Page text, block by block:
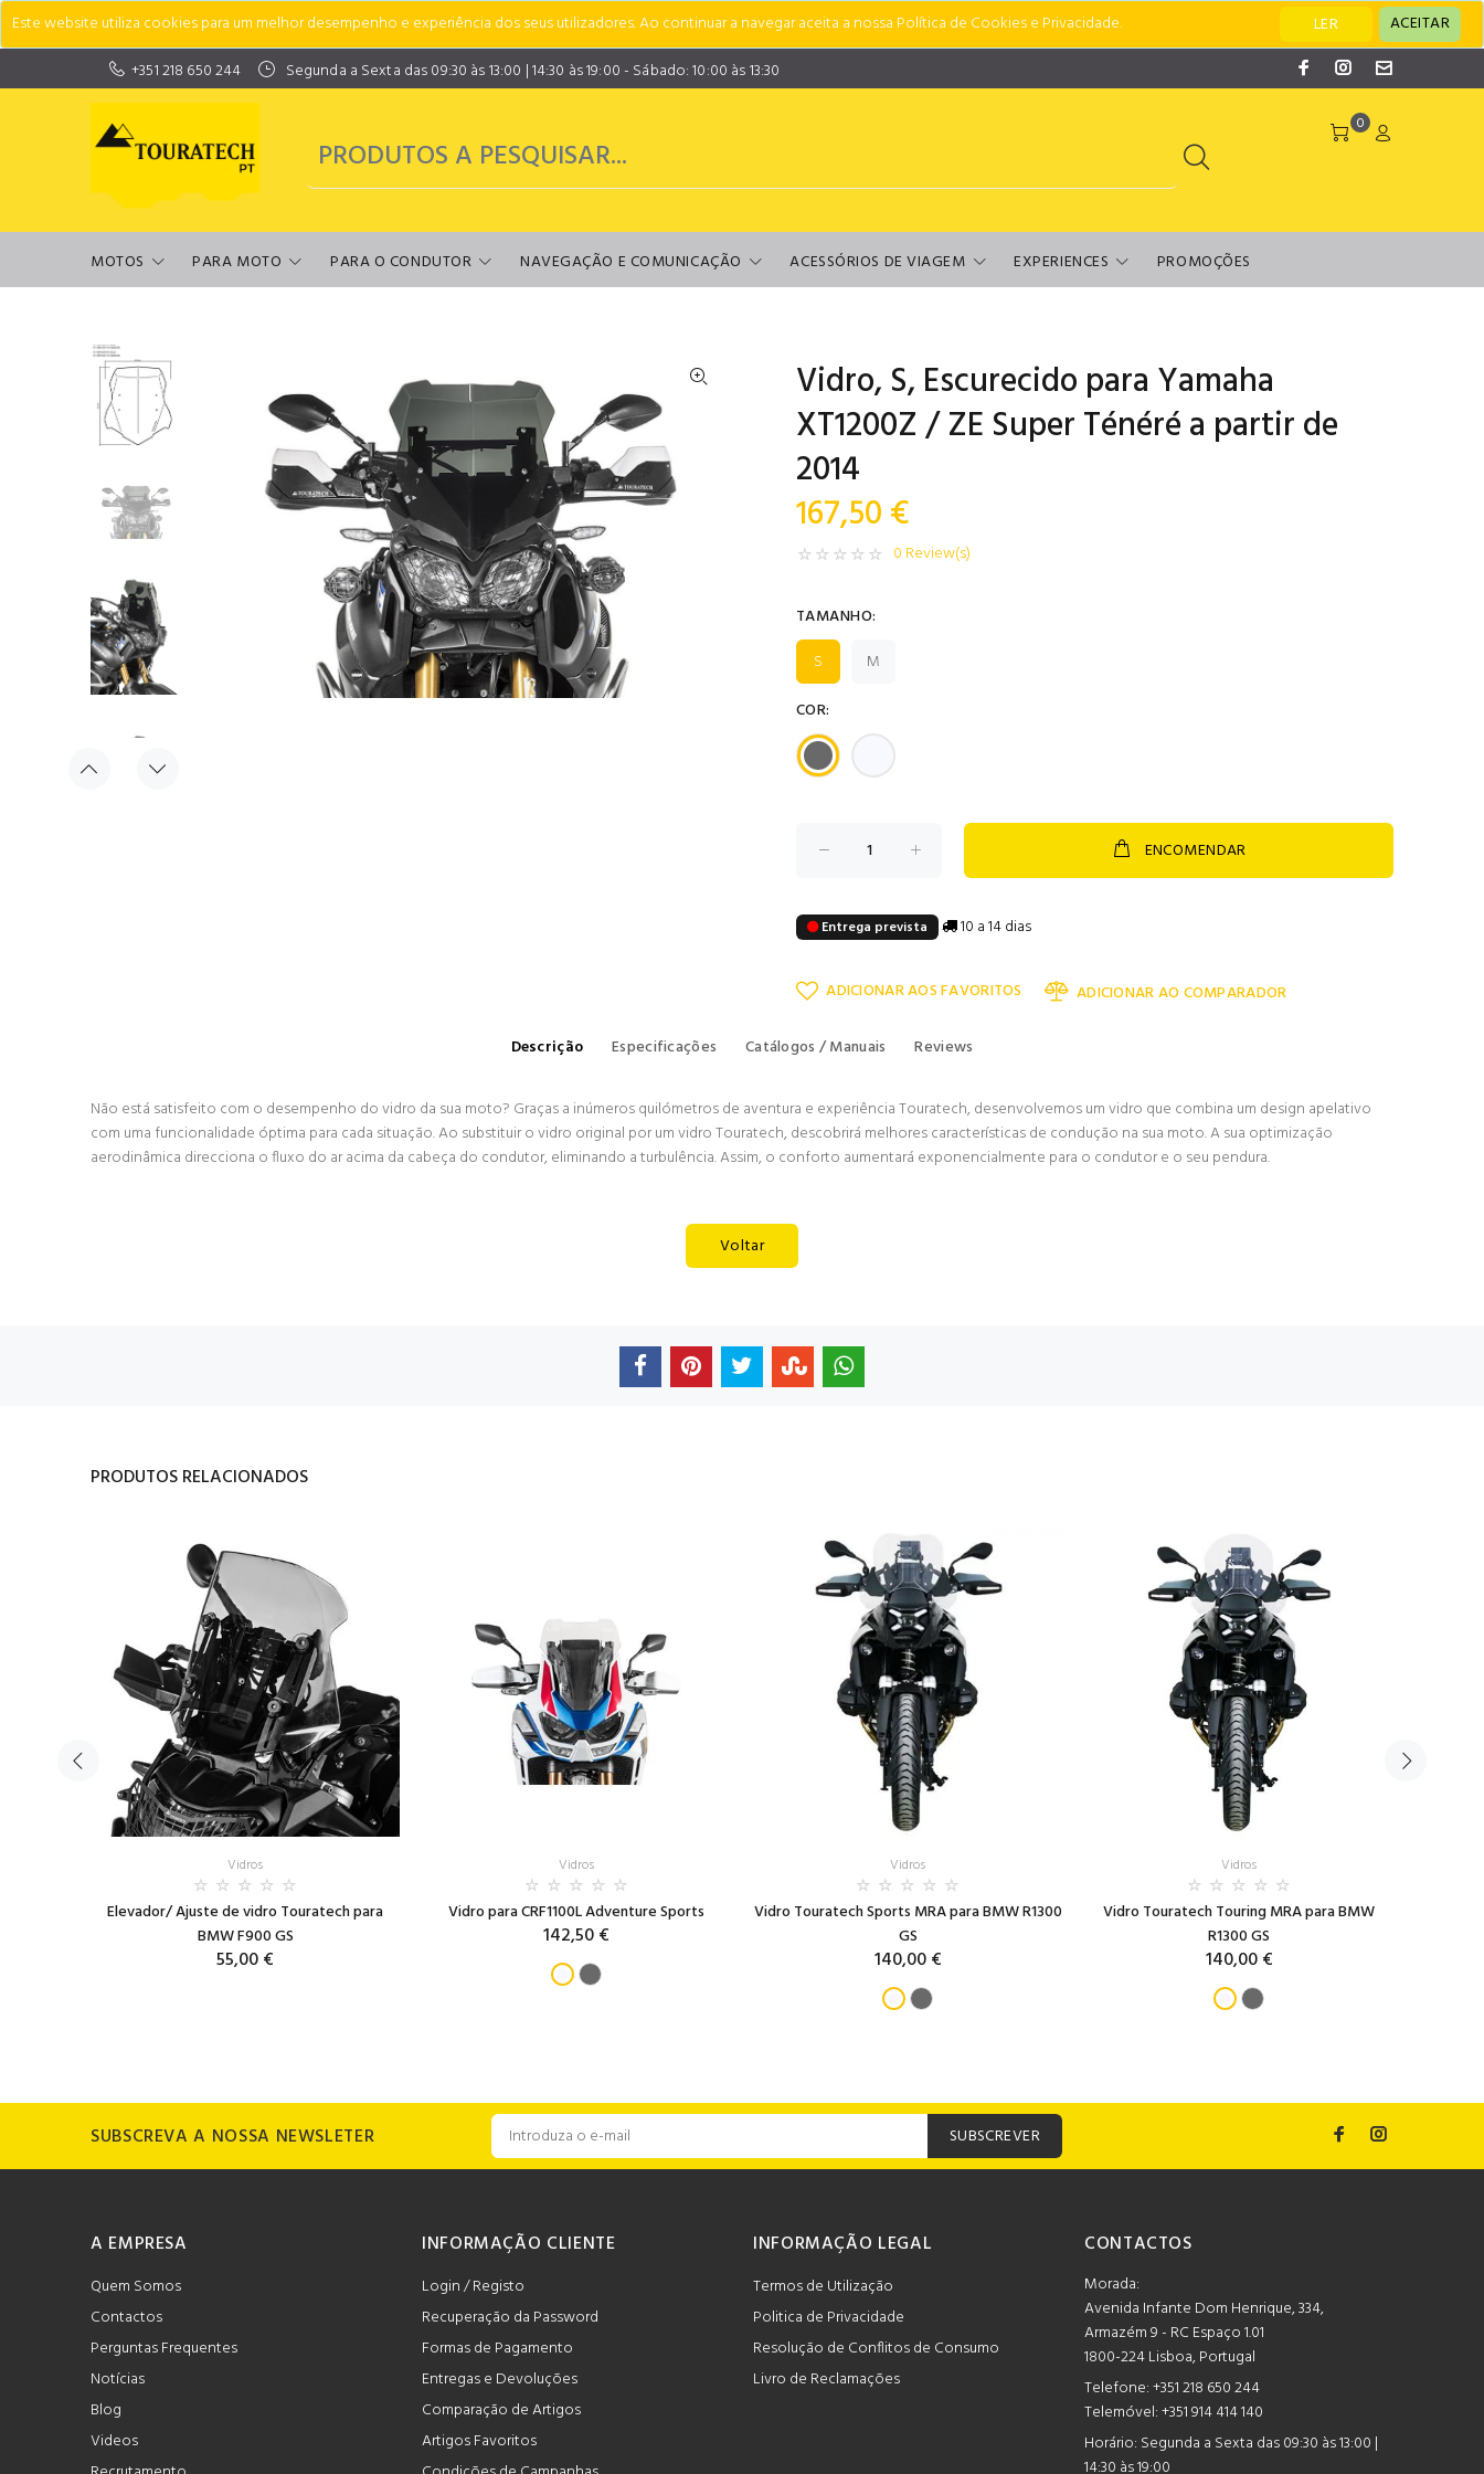
Este website utiliza cookies para um melhor desempenho e experiência dos seus utilizadores. Ao continuar a navegar aceita a nossa Política de Cookies e Privacidade. LER
ACEITAR
+351 218 650 244
Segunda a Sexta das 09:30 às 13:00 | 14:30 às 19:00 - Sábado: 10:00 às 13:30
0
MOTOS PARA MOTO PARA O CONDUTOR NAVEGAÇÃO E COMUNICAÇÃO ACESSÓRIOS DE VIAGEM EXPERIENCES PROMOÇÕES
Vidro, S, Escurecido para Yamaha
XT1200Z / ZE Super Ténéré a partir de
2014
167,50 €
0 Review(s)
TAMANHO:
S
M
COR:
ENCOMENDAR
Entrega prevista 10 a 14 dias
ADICIONAR AOS FAVORITOS ADICIONAR AO COMPARADOR
Descrição Especificações Catálogos / Manuais Reviews
Não está satisfeito com o desempenho do vidro da sua moto? Graças a inúmeros quilómetros de aventura e experiência Touratech, desenvolvemos um vidro que combina um design apelativo
com uma funcionalidade óptima para cada situação. Ao substituir o vidro original por um vidro Touratech, descobrirá melhores características de condução na sua moto. A sua optimização
aerodinâmica direcciona o fluxo do ar acima da cabeça do condutor, eliminando a turbulência. Assim, o conforto aumentará exponencialmente para o condutor e o seu pendura.
Voltar
PRODUTOS RELACIONADOS
Vidros
Elevador/ Ajuste de vidro Touratech para
BMW F900 GS
55,00 €
Vidros
Vidro para CRF1100L Adventure Sports
142,50 €
Vidros
Vidro Touratech Sports MRA para BMW R1300
GS
140,00 €
Vidros
Vidro Touratech Touring MRA para BMW
R1300 GS
140,00 €
SUBSCREVA A NOSSA NEWSLETER SUBSCREVER
A EMPRESA
Quem Somos
Contactos
Perguntas Frequentes
Notícias
Blog
Videos
INFORMAÇÃO CLIENTE
Login / Registo
Recuperação da Password
Formas de Pagamento
Entregas e Devoluções
Comparação de Artigos
Artigos Favoritos
INFORMAÇÃO LEGAL
Termos de Utilização
Politica de Privacidade
Resolução de Conflitos de Consumo
Livro de Reclamações
CONTACTOS
Morada:
Avenida Infante Dom Henrique, 334,
Armazém 9 - RC Espaço 1.01
1800-224 Lisboa, Portugal
Telefone:+351 218 650 244
Telemóvel: +351 914 414 140
Horário: Segunda a Sexta das 09:30 às 13:00 |
14:30 às 19:00